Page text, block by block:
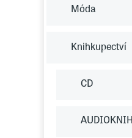
Móda
Knihkupectví
CD